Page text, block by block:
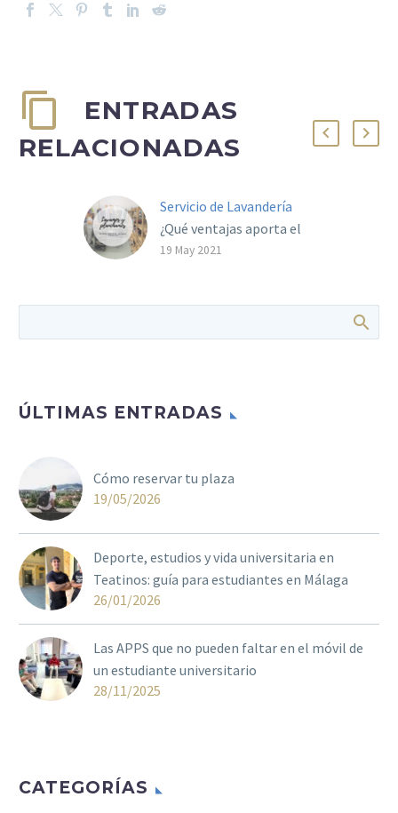
ENTRADAS
RELACIONADAS
Servicio de Lavandería
¿Qué ventajas aporta el
servicio de lavandería en
incluimos el lavado y
19 May 2021
ÚLTIMAS ENTRADAS
Cómo reservar tu plaza
19/05/2026
Deporte, estudios y vida universitaria en
Teatinos: guía para estudiantes en Málaga
26/01/2026
Las APPS que no pueden faltar en el móvil de
un estudiante universitario
28/11/2025
CATEGORÍAS